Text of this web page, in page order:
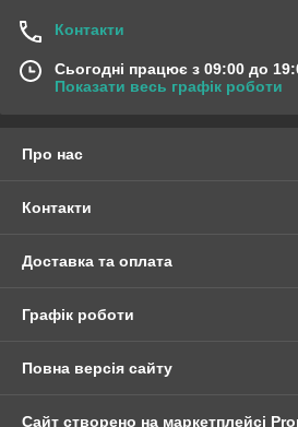
Контакти
Сьогодні працює з 09:00 до
Показати весь графік роботи
Про нас
Контакти
Доставка та оплата
Графік роботи
Повна версія сайту
Сайт створено на маркетплейсі